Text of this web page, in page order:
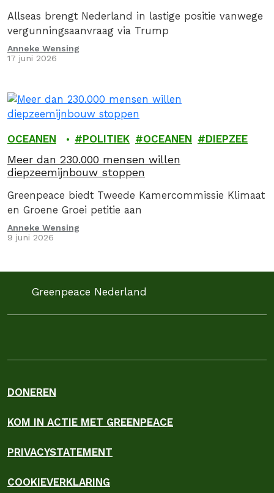
Allseas brengt Nederland in lastige positie vanwege
vergunningsaanvraag via Trump
Anneke Wensing
17 juni 2026
OCEANEN POLITIEK OCEANEN DIEPZEE
Meer dan 230.000 mensen willen
diepzeemijnbouw stoppen
Greenpeace biedt Tweede Kamercommissie Klimaat
en Groene Groei petitie aan
Anneke Wensing
9 juni 2026
Greenpeace Nederland
DONEREN
KOM IN ACTIE MET GREENPEACE
PRIVACYSTATEMENT
COOKIEVERKLARING